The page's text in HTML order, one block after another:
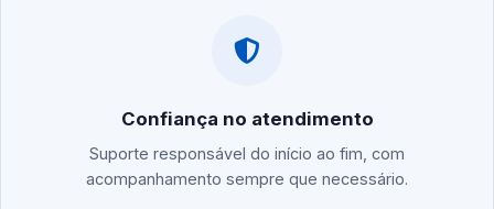
Confiança no atendimento
Suporte responsável do início ao fim, com
acompanhamento sempre que necessário.